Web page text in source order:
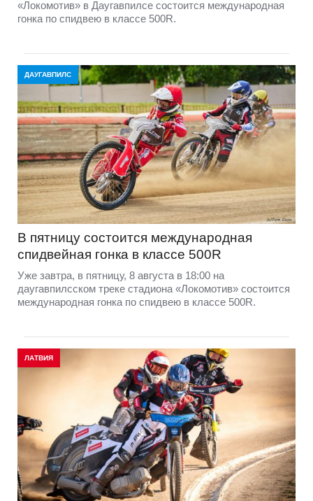
«Локомотив» в Даугавпилсе состоится международная
гонка по спидвею в классе 500R.
ДАУГАВПИЛС
В пятницу состоится международная
спидвейная гонка в классе 500R
Уже завтра, в пятницу, 8 августа в 18:00 на
даугавпилсском треке стадиона «Локомотив» состоится
международная гонка по спидвею в классе 500R.
ЛАТВИЯ